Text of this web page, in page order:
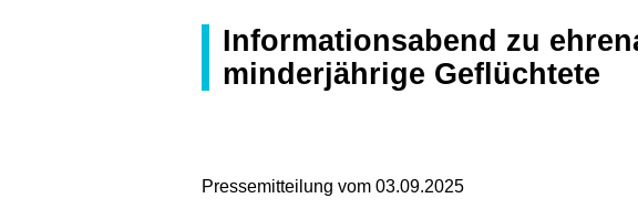
Informationsabend zu ehrenamtlichen Vormundschaften für unbegleitete
minderjährige Geflüchtete
Pressemitteilung vom 03.09.2025